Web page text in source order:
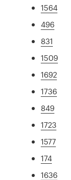
1564
496
831
1509
1692
1736
849
1723
1577
174
1636